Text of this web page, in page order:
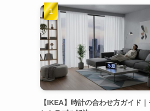
【IKEA】時計の合わせ方ガイド